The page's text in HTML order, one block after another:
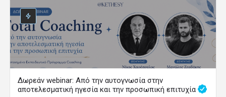
Δωρεάν webinar: Από την αυτογνωσία στην
αποτελεσματική ηγεσία και την προσωπική επιτυχία